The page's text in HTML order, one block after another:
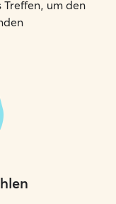
Treffen, um den